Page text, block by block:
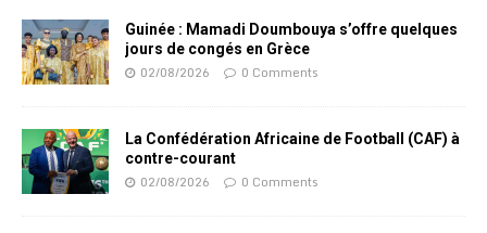
Guinée : Mamadi Doumbouya s’offre quelques
jours de congés en Grèce
02/08/2026 0 Comments
La Confédération Africaine de Football (CAF) à
contre-courant
02/08/2026 0 Comments